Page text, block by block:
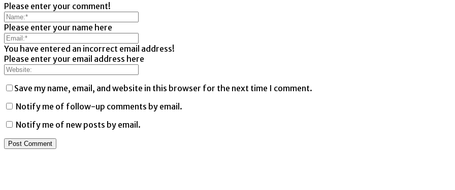
Please enter your comment!
Please enter your name here
You have entered an incorrect email address!
Please enter your email address here
Save my name, email, and website in this browser for the next time I comment.
Notify me of follow-up comments by email.
Notify me of new posts by email.